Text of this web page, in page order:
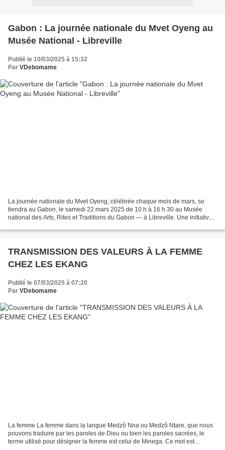
Gabon : La journée nationale du Mvet Oyeng au
Musée National - Libreville
Publié le 10/03/2025 à 15:32
Par VDebomame
La journée nationale du Mvet Oyeng, célébrée chaque mois de mars, se
tiendra au Gabon, le samedi 22 mars 2025 de 10 h à 16 h 30 au Musée
national des Arts, Rites et Traditions du Gabon — à Libreville. Une initiative
TRANSMISSION DES VALEURS À LA FEMME
CHEZ LES EKANG
Publié le 07/03/2025 à 07:20
Par VDebomame
La femme La femme dans la langue Medzô Nna ou Medzô Ntare, que nous
pouvons traduire par les paroles de Dieu ou bien les paroles sacrées, le
terme utilisé pour désigner la femme est celui de Minega. Ce mot est